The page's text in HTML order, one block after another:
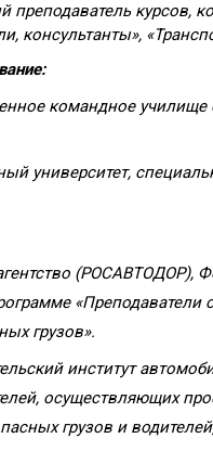
преподаватель курсов,
консультанты»,
командное училище
университет,
(РОСАВТОДОР),
грузов».
институт
осуществляющих
грузов и